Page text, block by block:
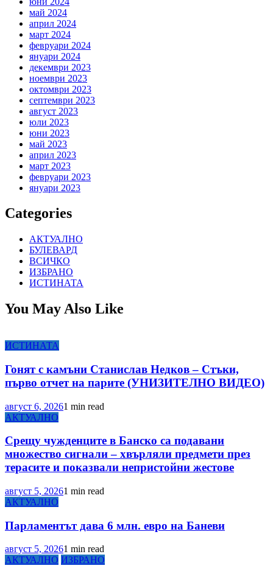
май 2024
април 2024
март 2024
февруари 2024
януари 2024
декември 2023
ноември 2023
октомври 2023
септември 2023
август 2023
юли 2023
юни 2023
май 2023
април 2023
март 2023
февруари 2023
януари 2023
Categories
АКТУАЛНО
БУЛЕВАРД
ВСИЧКО
ИЗБРАНО
ИСТИНАТА
You May Also Like
ИСТИНАТА
Гонят с камъни Станислав Недков – Стъки,
първо отчет на парите (УНИЗИТЕЛНО ВИДЕО)
август 6, 20261 min read
АКТУАЛНО
Срещу чужденците в Банско са подавани
множество сигнали – хвърляли предмети през
терасите и показвали непристойни жестове
август 5, 20261 min read
АКТУАЛНО
Парламентът дава 6 млн. евро на Баневи
август 5, 20261 min read
АКТУАЛНО ИЗБРАНО